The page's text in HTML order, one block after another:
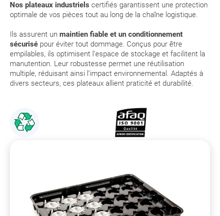
Nos plateaux industriels certifiés garantissent une protection
optimale de vos pièces tout au long de la chaîne logistique.
Ils assurent un maintien fiable et un conditionnement
sécurisé pour éviter tout dommage. Conçus pour être
empilables, ils optimisent l’espace de stockage et facilitent la
manutention. Leur robustesse permet une réutilisation
multiple, réduisant ainsi l’impact environnemental. Adaptés à
divers secteurs, ces plateaux allient praticité et durabilité.